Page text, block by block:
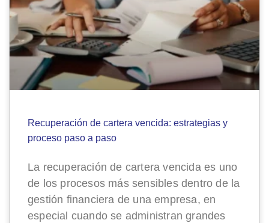
Recuperación de cartera vencida: estrategias y
proceso paso a paso
La recuperación de cartera vencida es uno
de los procesos más sensibles dentro de la
gestión financiera de una empresa, en
especial cuando se administran grandes